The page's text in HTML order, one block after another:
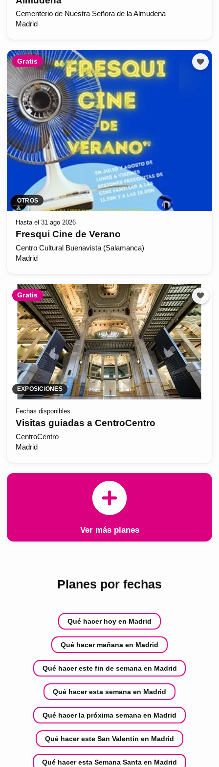
Cementerio de Nuestra Señora de la Almudena
Madrid
Gratis
OTROS
Hasta el 31 ago 2026
Fresqui Cine de Verano
Centro Cultural Buenavista (Salamanca)
Madrid
Gratis
EXPOSICIONES
Fechas disponibles
Visitas guiadas a CentroCentro
CentroCentro
Madrid
Ver más planes
Planes por fechas
Qué hacer hoy en Madrid
Qué hacer mañana en Madrid
Qué hacer este fin de semana en Madrid
Qué hacer esta semana en Madrid
Qué hacer la próxima semana en Madrid
Qué hacer este San Valentín en Madrid
Qué hacer esta Semana Santa en Madrid